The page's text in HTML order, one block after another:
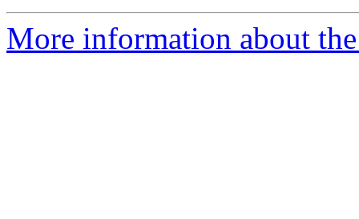
More information about